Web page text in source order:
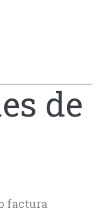
de
factura